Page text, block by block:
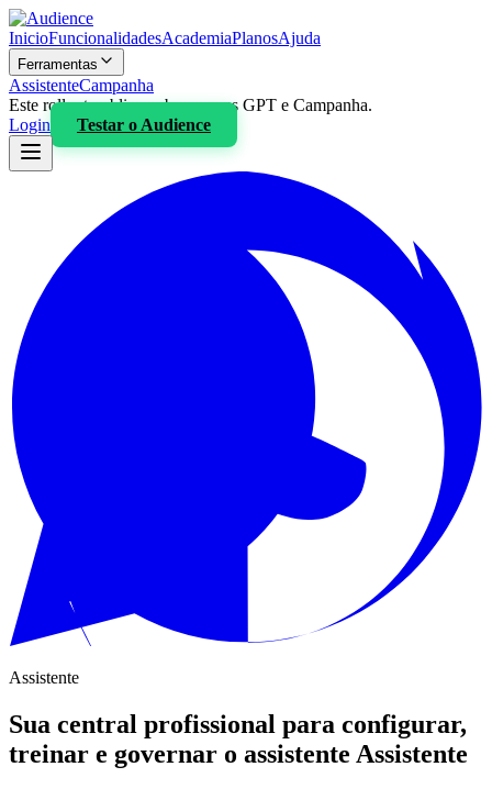
InicioFuncionalidadesAcademiaPlanosAjuda
Ferramentas
AssistenteCampanha
Este rollout publico cobre apenas GPT e Campanha.
Login
Testar o Audience
Assistente
Sua central profissional para configurar,
treinar e governar o assistente Assistente